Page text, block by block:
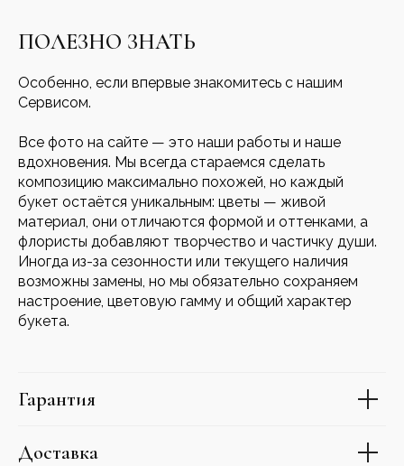
ПОЛЕЗНО ЗНАТЬ
Особенно, если впервые знакомитесь с нашим
Сервисом.
Все фото на сайте — это наши работы и наше
вдохновения. Мы всегда стараемся сделать
композицию максимально похожей, но каждый
букет остаётся уникальным: цветы — живой
материал, они отличаются формой и оттенками, а
флористы добавляют творчество и частичку души.
Иногда из-за сезонности или текущего наличия
возможны замены, но мы обязательно сохраняем
настроение, цветовую гамму и общий характер
букета.
Гарантия
Доставка